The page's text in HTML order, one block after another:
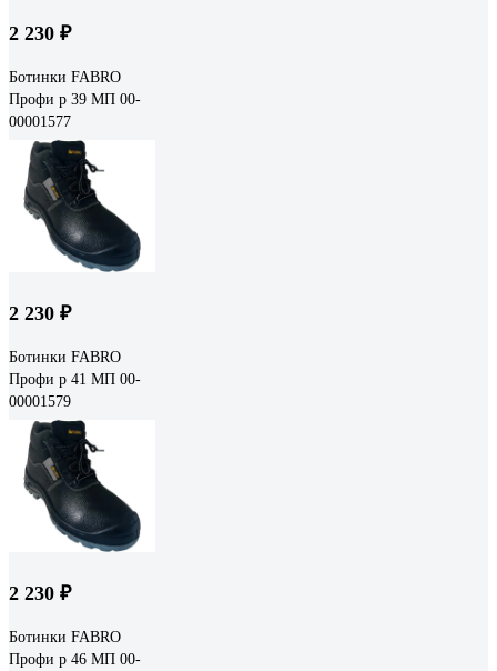
2 230 ₽
Ботинки FABRO
Профи р 39 МП 00-
00001577
2 230 ₽
Ботинки FABRO
Профи р 41 МП 00-
00001579
2 230 ₽
Ботинки FABRO
Профи р 46 МП 00-